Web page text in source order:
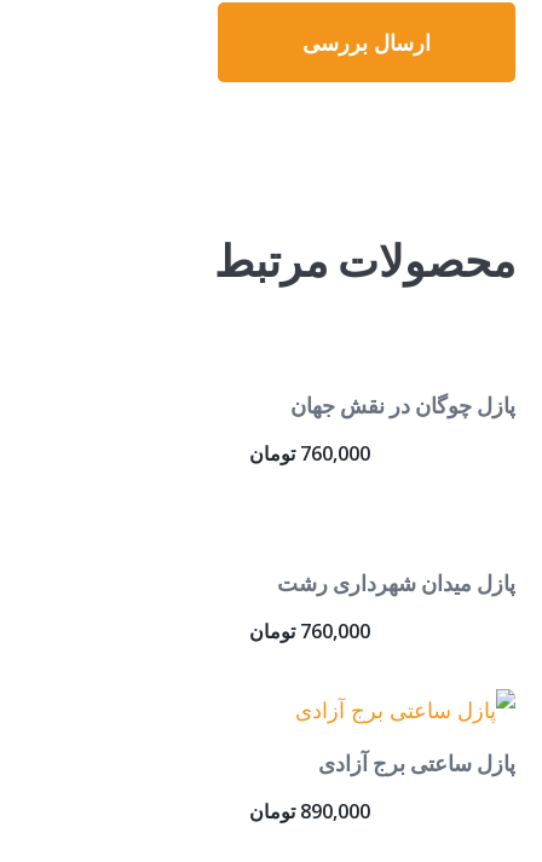
محصولات مرتبط
پازل چوگان در نقش جهان
760,000 تومان
پازل میدان شهرداری رشت
760,000 تومان
پازل ساعتی برج آزادی
890,000 تومان